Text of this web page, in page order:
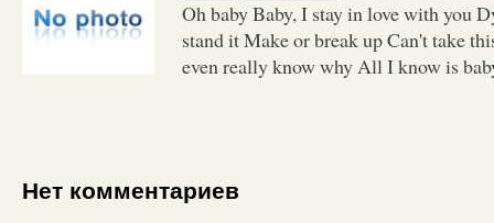
Oh baby Baby, I stay in love with you
stand it Make or break up Can't take
even really know why All I know is
Нет комментариев